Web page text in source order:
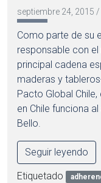
septiembre 24, 2015 /
Como parte de su
responsable con
principal cadena
maderas y
Pacto Global
en Chile funciona
Bello.
Seguir leyendo
Etiquetado